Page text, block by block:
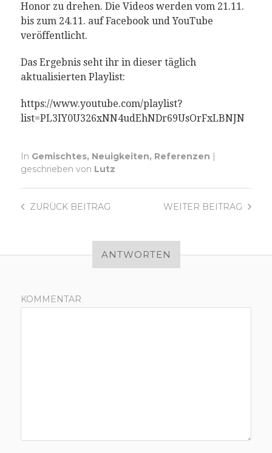
Honor zu drehen. Die Videos werden vom 21.11.
bis zum 24.11. auf Facebook und YouTube
veröffentlicht.
Das Ergebnis seht ihr in dieser täglich
aktualisierten Playlist:
https://www.youtube.com/playlist?
list=PL3IY0U326xNN4udEhNDr69UsOrFxLBNJN
In Gemischtes, Neuigkeiten, Referenzen |
geschrieben von Lutz
WEITER BEITRAG
ZURÜCKBEITRAG
ANTWORTEN
KOMMENTAR